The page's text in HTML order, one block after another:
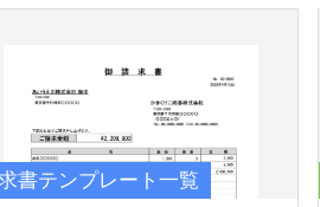
書テンプレート一覧